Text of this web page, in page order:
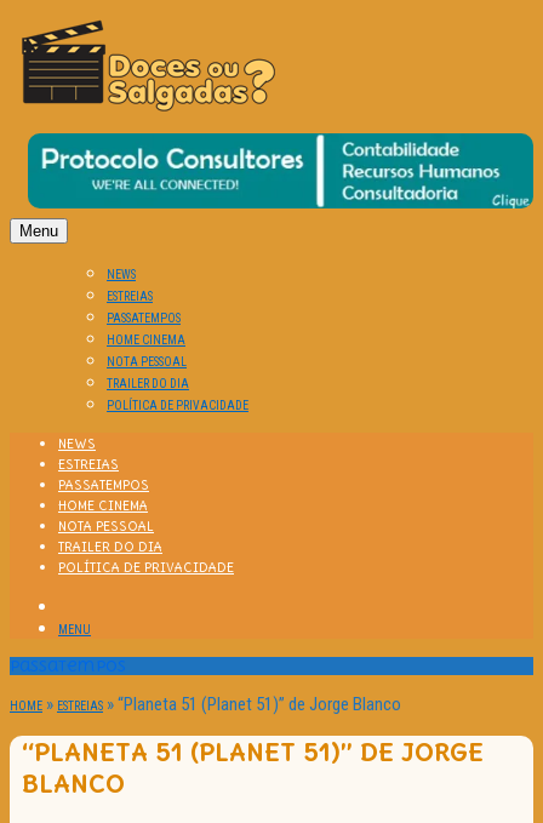
DOCES OU SALGADAS?
O Cinema? Uma Paixão!!
Menu
NEWS
ESTREIAS
PASSATEMPOS
HOME CINEMA
NOTA PESSOAL
TRAILER DO DIA
POLÍTICA DE PRIVACIDADE
NEWS
ESTREIAS
PASSATEMPOS
HOME CINEMA
NOTA PESSOAL
TRAILER DO DIA
POLÍTICA DE PRIVACIDADE
MENU
Passatempos
HOME » ESTREIAS »“Planeta 51 (Planet 51)” de Jorge Blanco
“PLANETA 51 (PLANET 51)” DE JORGE
BLANCO